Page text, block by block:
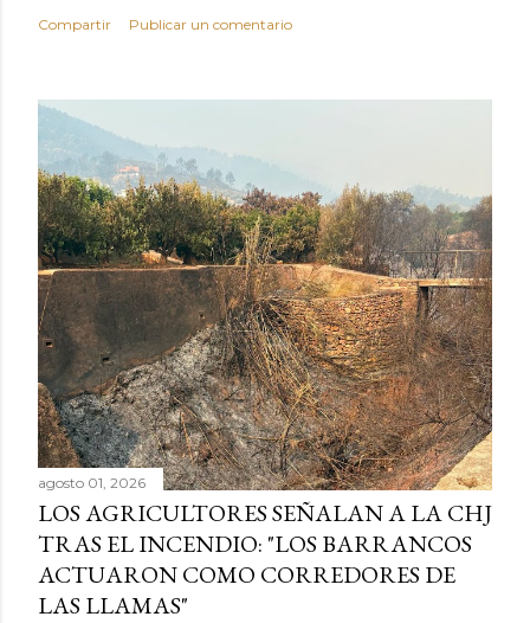
Compartir Publicar un comentario
agosto 01, 2026
LOS AGRICULTORES SEÑALAN A LA CHJ
TRAS EL INCENDIO: "LOS BARRANCOS
ACTUARON COMO CORREDORES DE
LAS LLAMAS"